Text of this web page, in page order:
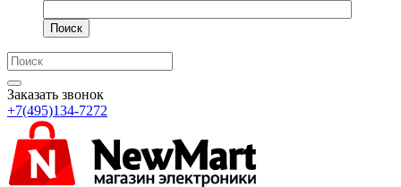
Поиск
Заказать звонок
+7(495)134-7272